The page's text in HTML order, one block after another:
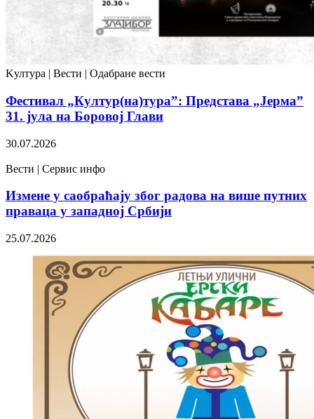
Kултура | Вести | Одабране вести
Фестивал „Култур(на)тура”: Представа „Јерма”
31. јула на Боровој Глави
30.07.2026
Вести | Сервис инфо
Измене у саобраћају због радова на више путних
праваца у западној Србији
25.07.2026